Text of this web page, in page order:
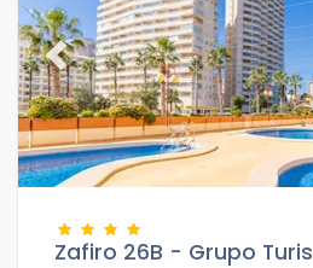
Previous
Zafiro 26B - Grupo Turis